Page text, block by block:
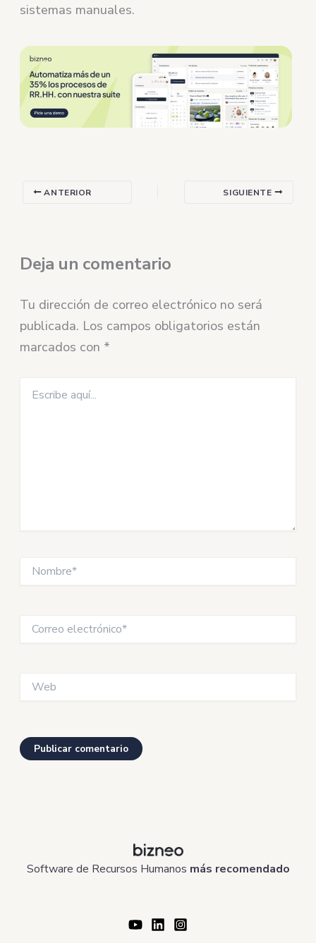
sistemas manuales.
ANTERIOR SIGUIENTE
Deja un comentario
Tu dirección de correo electrónico no será
publicada. Los campos obligatorios están
marcados con *
aquí...
electrónico*
Software de Recursos Humanos más recomendado